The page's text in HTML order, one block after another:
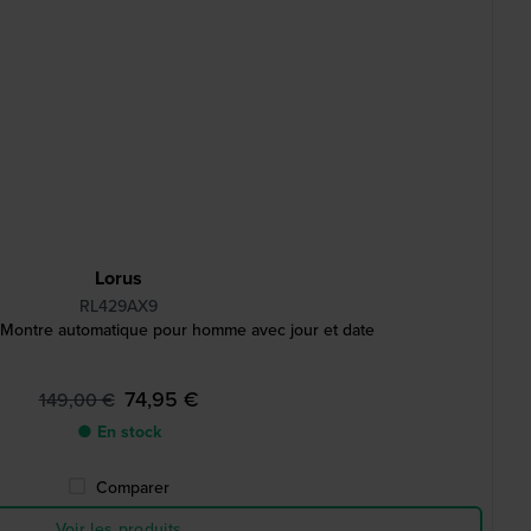
Lorus
RL429AX9
automatique pour homme avec jour et date
149,00 € 74,95 €
● En stock
Comparer